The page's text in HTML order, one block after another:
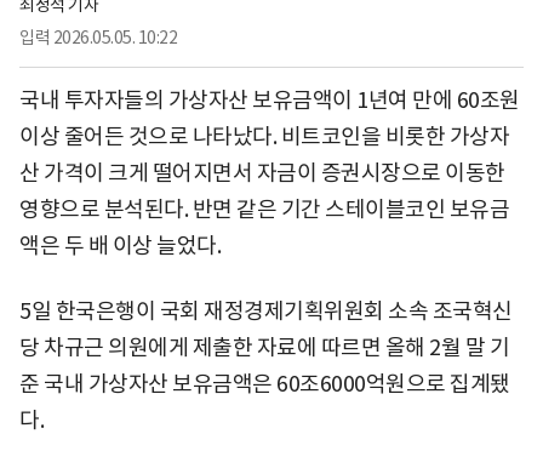
최정석 기자
입력 2026.05.05. 10:22
국내 투자자들의 가상자산 보유금액이 1년여 만에 60조원
이상 줄어든 것으로 나타났다. 비트코인을 비롯한 가상자
산 가격이 크게 떨어지면서 자금이 증권시장으로 이동한
영향으로 분석된다. 반면 같은 기간 스테이블코인 보유금
액은 두 배 이상 늘었다.
5일 한국은행이 국회 재정경제기획위원회 소속 조국혁신
당 차규근 의원에게 제출한 자료에 따르면 올해 2월 말 기
준 국내 가상자산 보유금액은 60조6000억원으로 집계됐
다.